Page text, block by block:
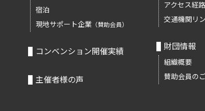
宿泊
現地サポート企業 （賛助会員）
コンベンション開催実績
主催者様の声
アクセス経路
交通機関リ
財団情報
組織概要
賛助会員の